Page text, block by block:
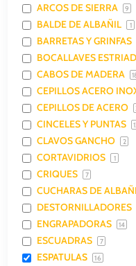
ARCOS DE SIERRA 9
BALDE DE ALBAÑIL 1
BARRETAS Y GRINFAS
BOCALLAVES
CABOS DE MADERA
CEPILLOS ACERO
CEPILLOS DE ACERO
CINCELES Y PUNTAS
CLAVOS GANCHO 2
CORTAVIDRIOS 1
CRIQUES 7
CUCHARAS DE
DESTORNILLADORES
ENGRAPADORAS 14
ESCUADRAS 7
ESPATULAS 16